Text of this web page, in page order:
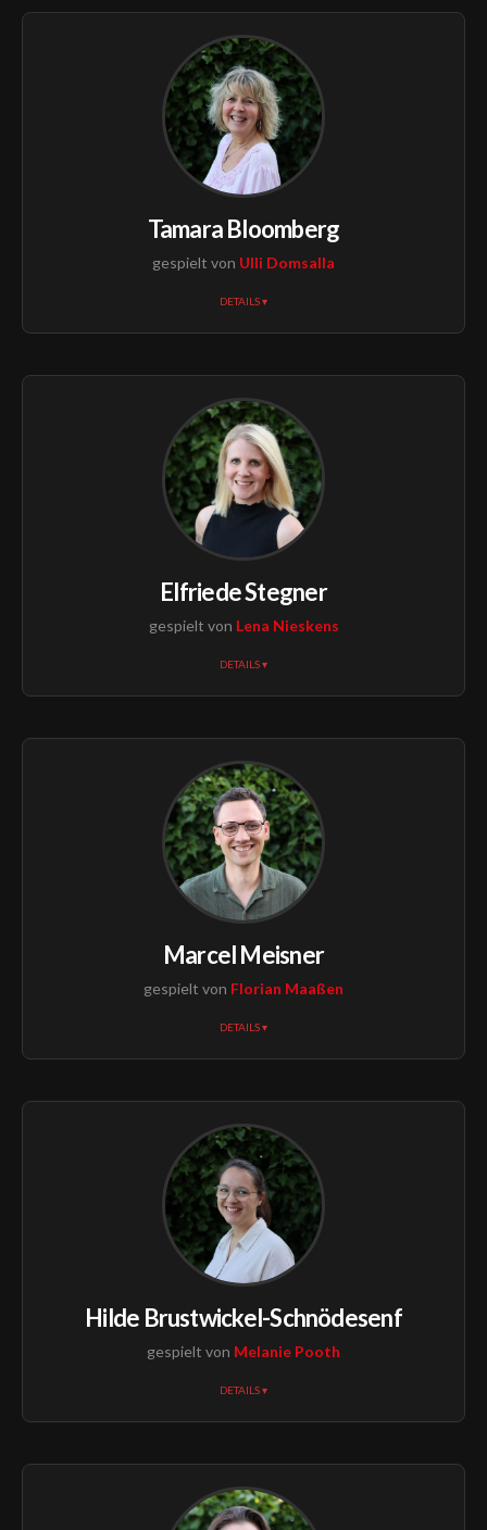
Tamara Bloomberg
gespielt von Ulli Domsalla
DETAILS ▾
Elfriede Stegner
gespielt von Lena Nieskens
DETAILS ▾
Marcel Meisner
gespielt von Florian Maaßen
DETAILS ▾
Hilde Brustwickel-Schnödesenf
gespielt von Melanie Pooth
DETAILS ▾